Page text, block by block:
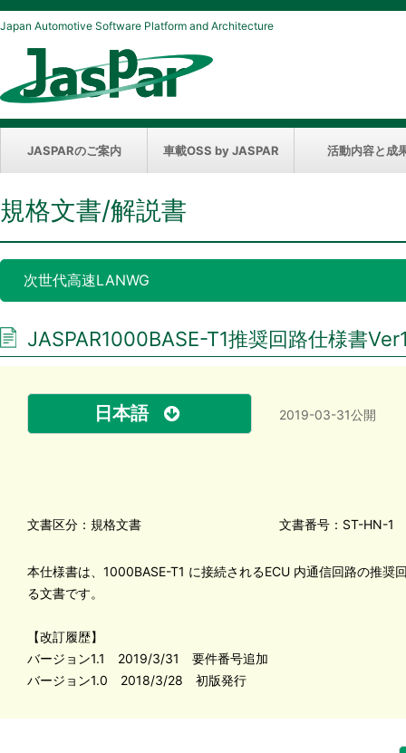
Japan Automotive Software Platform and Architecture
JASPARのご案内 車載OSS by JASPAR 活動内容と成
規格文書/解説書
次世代高速LANWG
JASPAR1000BASE-T1推奨回路仕様書
日本語 2019-03-31公開
文書区分：規格文書 文書番号：ST-HN-1
本仕様書は、1000BASE-T1 に接続されるECU 内通信回路の推奨
る文書です。
【改訂履歴】
バージョン1.1 2019/3/31 要件番号追加
バージョン1.0 2018/3/28 初版発行